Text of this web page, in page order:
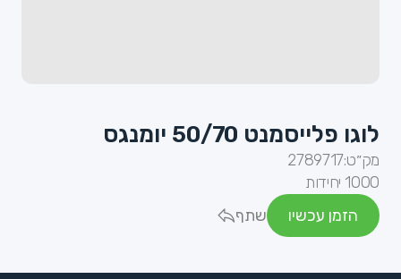
לוגו פלייסמנט 50/70 יומנגס
מק״ט:2789717
1000 יחידות
הזמן עכשיו
שתף